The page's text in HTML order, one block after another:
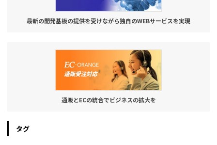
最新の開発基板の提供を受けながら独自のWEBサービスを実現
通販とECの統合でビジネスの拡大を
タグ